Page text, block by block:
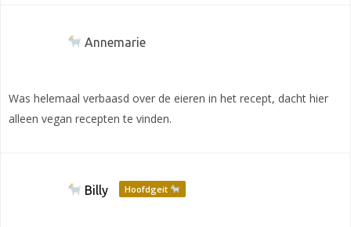
Annemarie
Was helemaal verbaasd over de eieren in het recept, dacht hier
alleen vegan recepten te vinden.
Billy Hoofdgeit